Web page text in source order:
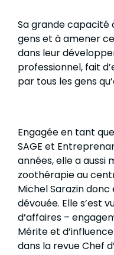
Sa grande capacité
gens et à amener
dans leur
professionnel, fait
par tous les gens
Engagée en tant
SAGE et
années, elle a aussi
zoothérapie au
Michel Sarazin
dévouée. Elle s’est
d’affaires –
Mérite et
dans la revue Chef